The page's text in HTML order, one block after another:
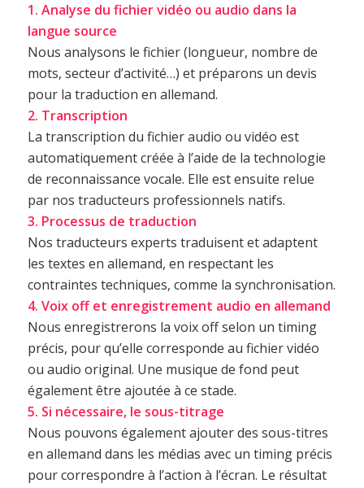
1. Analyse du fichier vidéo ou audio dans la
langue source
Nous analysons le fichier (longueur, nombre de
mots, secteur d’activité…) et préparons un devis
pour la traduction en allemand.
2. Transcription
La transcription du fichier audio ou vidéo est
automatiquement créée à l’aide de la technologie
de reconnaissance vocale. Elle est ensuite relue
par nos traducteurs professionnels natifs.
3. Processus de traduction
Nos traducteurs experts traduisent et adaptent
les textes en allemand, en respectant les
contraintes techniques, comme la synchronisation.
4. Voix off et enregistrement audio en allemand
Nous enregistrerons la voix off selon un timing
précis, pour qu’elle corresponde au fichier vidéo
ou audio original. Une musique de fond peut
également être ajoutée à ce stade.
5. Si nécessaire, le sous-titrage
Nous pouvons également ajouter des sous-titres
en allemand dans les médias avec un timing précis
pour correspondre à l’action à l’écran. Le résultat